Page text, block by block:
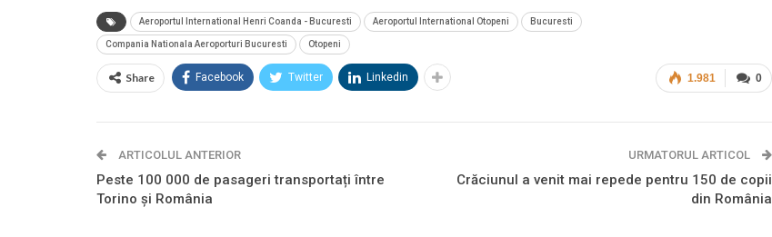
Aeroportul International Henri Coanda - Bucuresti Aeroportul International Otopeni Bucuresti
Compania Nationala Aeroporturi Bucuresti Otopeni
0
1.981
Share Facebook Twitter Linkedin
ARTICOLUL ANTERIOR
Peste 100 000 de pasageri transportați între
Torino și România
URMATORUL ARTICOL
Crăciunul a venit mai repede pentru 150 de copii
din România